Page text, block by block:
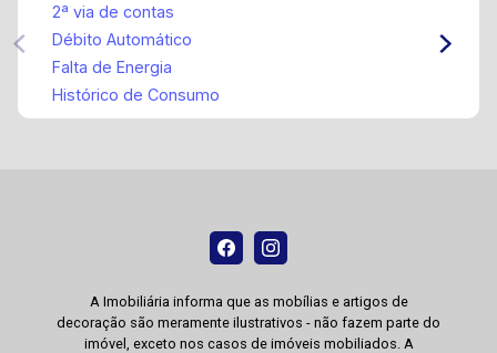
2ª via de contas
Débito Automático
Falta de Energia
Histórico de Consumo
A Imobiliária informa que as mobílias e artigos de
decoração são meramente ilustrativos - não fazem parte do
imóvel, exceto nos casos de imóveis mobiliados. A